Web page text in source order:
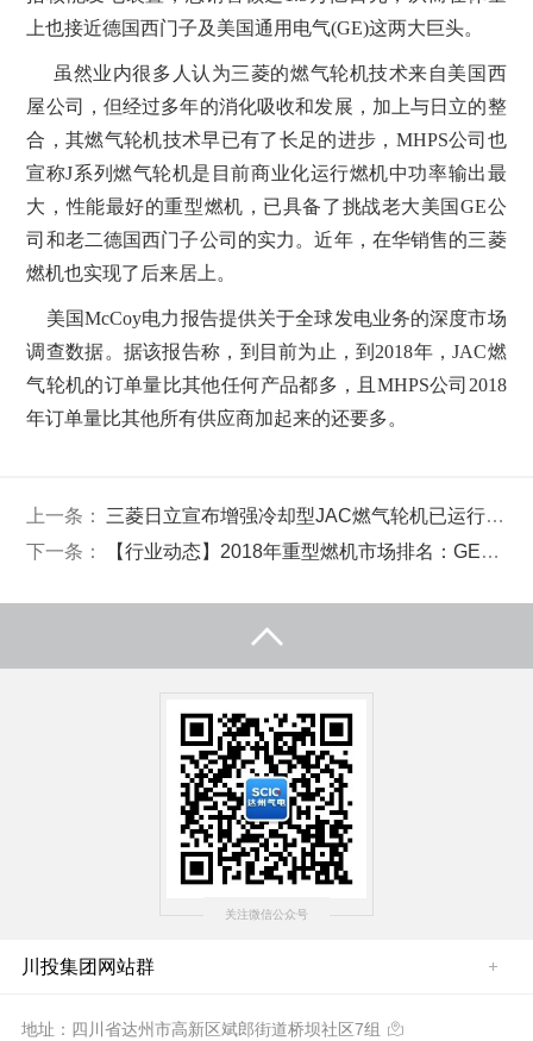
上也接近德国西门子及美国通用电气(GE)这两大巨头。
虽然业内很多人认为三菱的燃气轮机技术来自美国西
屋公司，但经过多年的消化吸收和发展，加上与日立的整
合，其燃气轮机技术早已有了长足的进步， MHPS公司也
宣称J系列燃气轮机是目前商业化运行燃机中功率输出最
大，性能最好的重型燃机，已具备了挑战老大美国GE公
司和老二德国西门子公司的实力。近年，在华销售的三菱
燃机也实现了后来居上。
美国McCoy电力报告提供关于全球发电业务的深度市场
调查数据。据该报告称，到目前为止，到2018年，JAC燃
气轮机的订单量比其他任何产品都多，且MHPS公司2018
年订单量比其他所有供应商加起来的还要多。
上一条：
三菱日立宣布增强冷却型JAC燃气轮机已运行8000小时
下一条：
【行业动态】2018年重型燃机市场排名：GE赢得订单数，三菱赢得新技术
关注微信公众号
川投集团网站群
地址：四川省达州市高新区斌郎街道桥坝社区7组 